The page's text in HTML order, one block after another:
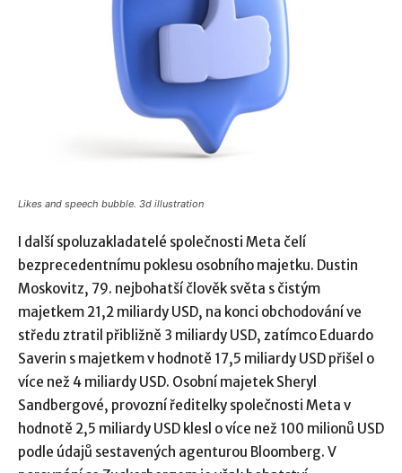
Likes and speech bubble. 3d illustration
I další spoluzakladatelé společnosti Meta čelí
bezprecedentnímu poklesu osobního majetku. Dustin
Moskovitz, 79. nejbohatší člověk světa s čistým
majetkem 21,2 miliardy USD, na konci obchodování ve
středu ztratil přibližně 3 miliardy USD, zatímco Eduardo
Saverin s majetkem v hodnotě 17,5 miliardy USD přišel o
více než 4 miliardy USD. Osobní majetek Sheryl
Sandbergové, provozní ředitelky společnosti Meta v
hodnotě 2,5 miliardy USD klesl o více než 100 milionů USD
podle údajů sestavených agenturou Bloomberg. V